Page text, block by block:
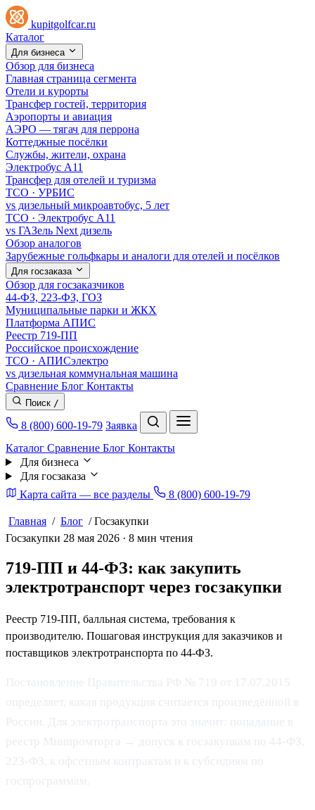
kupitgolfcar.ru
Каталог
Для бизнеса
Обзор для бизнеса
Главная страница сегмента
Отели и курорты
Трансфер гостей, территория
Аэропорты и авиация
АЭРО — тягач для перрона
Коттеджные посёлки
Службы, жители, охрана
Электробус А11
Трансфер для отелей и туризма
TCO · УРБИС
vs дизельный микроавтобус, 5 лет
TCO · Электробус А11
vs ГАЗель Next дизель
Обзор аналогов
Зарубежные гольфкары и аналоги для отелей и посёлков
Для госзаказа
Обзор для госзаказчиков
44-ФЗ, 223-ФЗ, ГОЗ
Муниципальные парки и ЖКХ
Платформа АПИС
Реестр 719-ПП
Российское происхождение
TCO · АПИСэлектро
vs дизельная коммунальная машина
Сравнение Блог Контакты
Поиск /
8 (800) 600-19-79 Заявка
Каталог Сравнение Блог Контакты
Для бизнеса
Для госзаказа
Карта сайта — все разделы
8 (800) 600-19-79
Главная / Блог / Госзакупки
Госзакупки 28 мая 2026 · 8 мин чтения
719-ПП и 44-ФЗ: как закупить
электротранспорт через госзакупки
Реестр 719-ПП, балльная система, требования к
производителю. Пошаговая инструкция для заказчиков и
поставщиков электротранспорта по 44-ФЗ.